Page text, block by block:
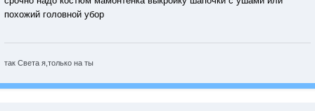
похожий головной убор
так Света я,только на ты